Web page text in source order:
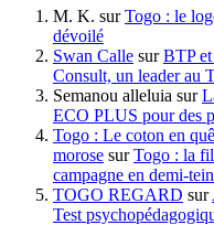
M. K. surTogo : le
dévoilé
Swan Calle surBTP
Consult, un leader au
Semanou alleluia sur
ECO PLUS pour des
Togo : Le coton en
morose surTogo : la
campagne en demi-
TOGO REGARD sur
Test